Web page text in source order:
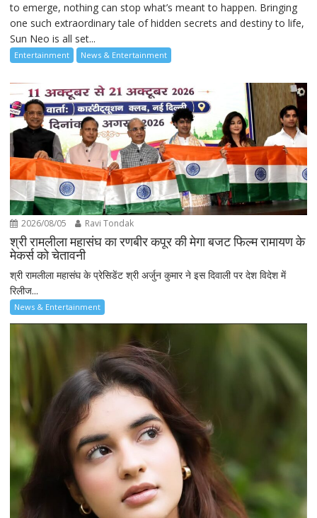
to emerge, nothing can stop what’s meant to happen. Bringing
one such extraordinary tale of hidden secrets and destiny to life,
Sun Neo is all set...
Entertainment News & Entertainment
2026/08/05 Ravi Tondak
श्री रामलीला महासंघ का रणबीर कपूर की मेगा बजट फिल्म रामायण के
मेकर्स को चेतावनी
श्री रामलीला महासंघ के प्रेसिडेंट श्री अर्जुन कुमार ने इस दिवाली पर देश विदेश में
रिलीज...
News & Entertainment